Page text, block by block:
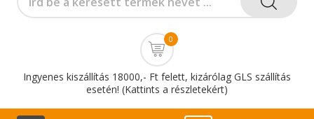
0
Ingyenes kiszállítás 18000,- Ft felett, kizárólag GLS szállítás
esetén! (Kattints a részletekért)